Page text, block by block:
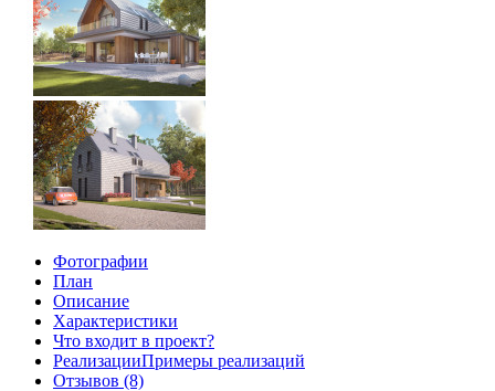
Фотографии
План
Описание
Характеристики
Что входит в проект?
РеализацииПримеры реализаций
Отзывов (8)